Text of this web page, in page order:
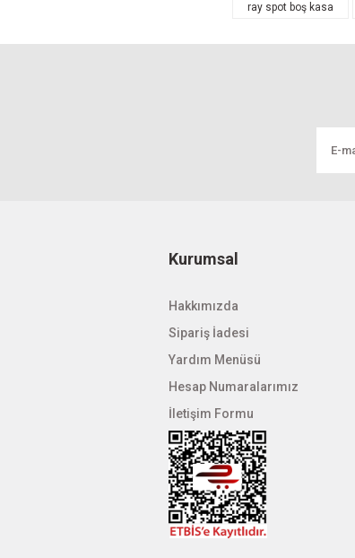
ray spot boş kasa
Kurumsal
Hakkımızda
Sipariş İadesi
Yardım Menüsü
Hesap Numaralarımız
İletişim Formu